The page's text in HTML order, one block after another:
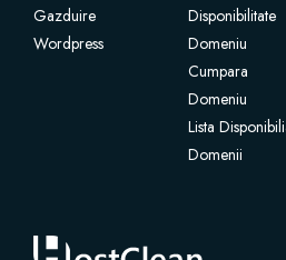
Certificate SSL
Gazduire
Wordpress
Disponibilitate
Domeniu
Cumpara
Domeniu
Lista
Domenii